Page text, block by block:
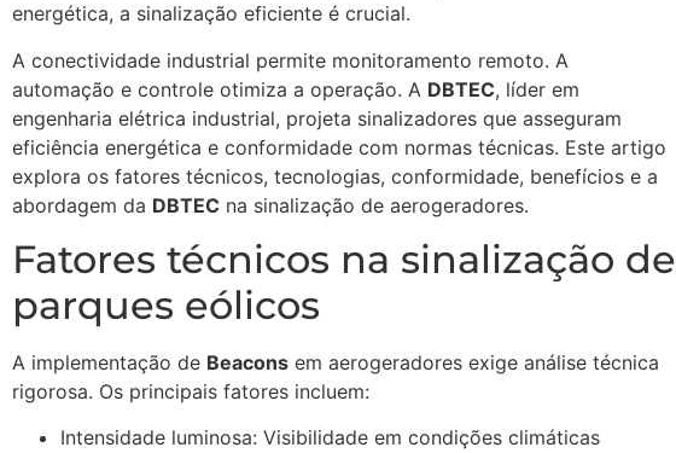
energética, a sinalização eficiente é crucial.
A conectividade industrial permite monitoramento remoto. A
automação e controle otimiza a operação. A DBTEC, líder em
engenharia elétrica industrial, projeta sinalizadores que asseguram
eficiência energética e conformidade com normas técnicas. Este artigo
explora os fatores técnicos, tecnologias, conformidade, benefícios e a
abordagem da DBTEC na sinalização de aerogeradores.
Fatores técnicos na sinalização de
parques eólicos
A implementação de Beacons em aerogeradores exige análise técnica
rigorosa. Os principais fatores incluem:
Intensidade luminosa: Visibilidade em condições climáticas